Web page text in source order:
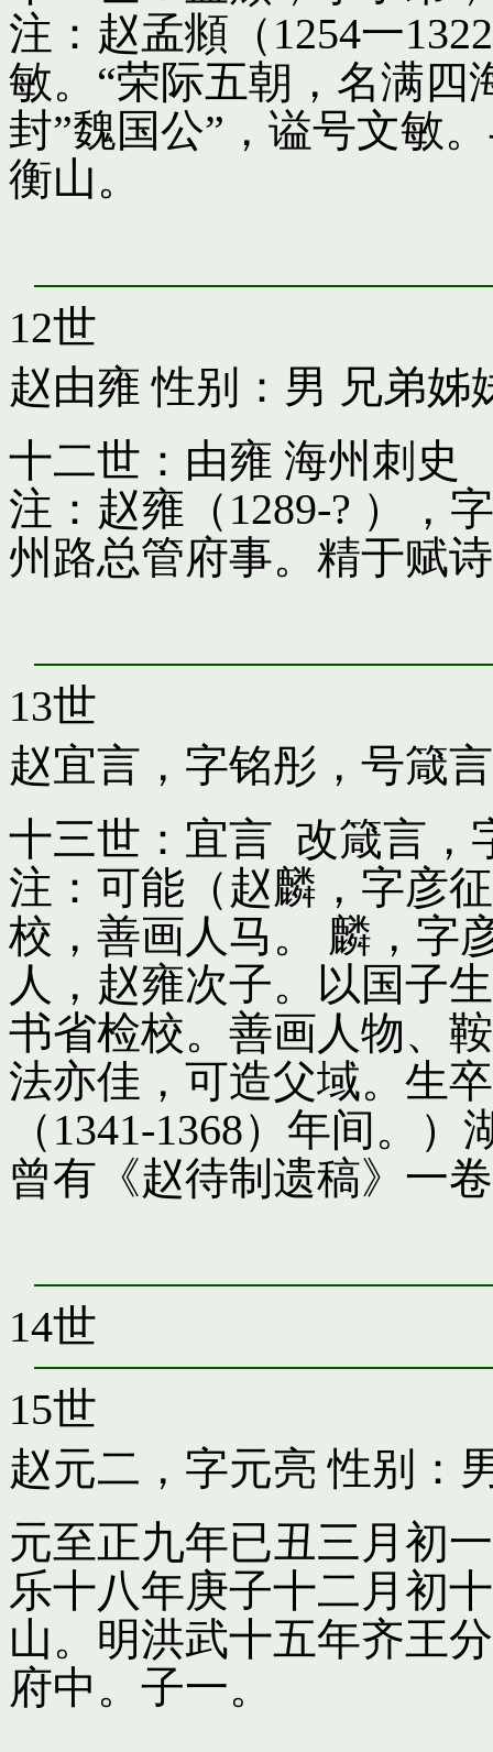
注：赵孟頫（1254一
敏。“荣际五朝，名满四
封”魏国公”，谥号文敏
衡山。
12世
赵由雍 性别：男 兄弟姊
十二世：由雍 海州刺史
注：赵雍（1289-? ），
州路总管府事。精于赋
13世
赵宜言，字铭彤，号箴言
十三世：宜言 改箴言，
注：可能（赵麟，字彦
校，善画人马。 麟，字
人，赵雍次子。以国子
书省检校。善画人物、
法亦佳，可造父域。生
（1341-1368）年间。
曾有《赵待制遗稿》一
14世
15世
赵元二，字元亮 性别：
元至正九年已丑三月初
乐十八年庚子十二月初
山。明洪武十五年齐王
府中。子一。